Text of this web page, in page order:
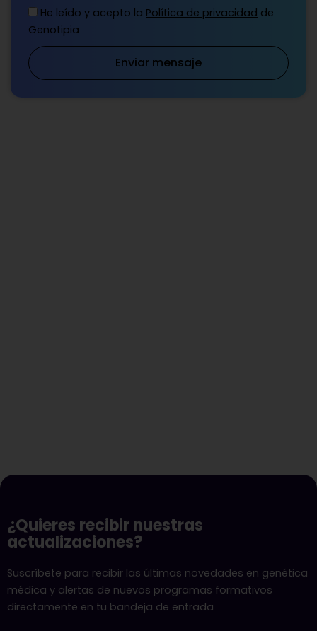
He leído y acepto la Política de privacidad de
Genotipia
Enviar mensaje
¿Quieres recibir nuestras
actualizaciones?
Suscríbete para recibir las últimas novedades en genética
médica y alertas de nuevos programas formativos
directamente en tu bandeja de entrada